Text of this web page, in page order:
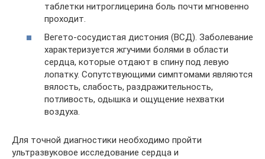
таблетки нитроглицерина боль почти мгновенно
проходит.
Вегето-сосудистая дистония (ВСД). Заболевание
характеризуется жгучими болями в области
сердца, которые отдают в спину под левую
лопатку. Сопутствующими симптомами являются
вялость, слабость, раздражительность,
потливость, одышка и ощущение нехватки
воздуха.
Для точной диагностики необходимо пройти
ультразвуковое исследование сердца и